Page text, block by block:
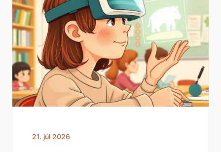
21. júl 2026